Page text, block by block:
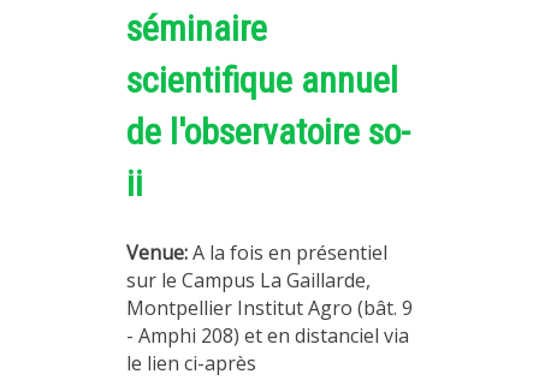
séminaire
scientifique annuel
de l'observatoire so-
ii
Venue:A la fois en présentiel
sur le Campus La Gaillarde,
Montpellier Institut Agro (bât. 9
- Amphi 208) et en distanciel via
le lien ci-après